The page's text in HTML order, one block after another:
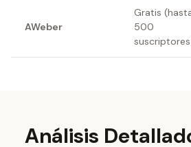
AWeber
Gratis
500
Análisis